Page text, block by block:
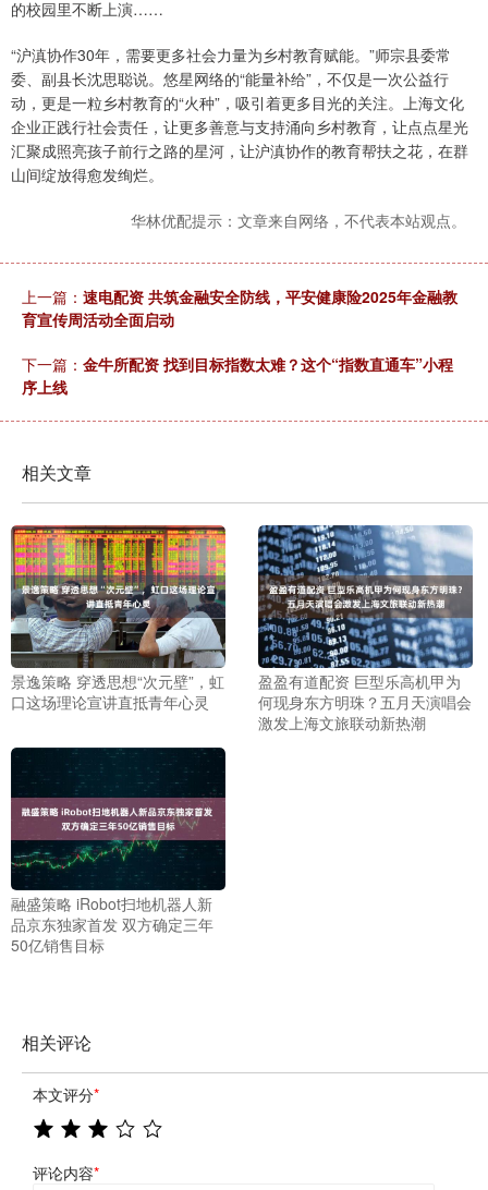
的校园里不断上演……
“沪滇协作30年，需要更多社会力量为乡村教育赋能。”师宗县委常
委、副县长沈思聪说。悠星网络的“能量补给”，不仅是一次公益行
动，更是一粒乡村教育的“火种”，吸引着更多目光的关注。上海文化
企业正践行社会责任，让更多善意与支持涌向乡村教育，让点点星光
汇聚成照亮孩子前行之路的星河，让沪滇协作的教育帮扶之花，在群
山间绽放得愈发绚烂。
华林优配提示：文章来自网络，不代表本站观点。
上一篇： 速电配资 共筑金融安全防线，平安健康险2025年金融教
育宣传周活动全面启动
下一篇： 金牛所配资 找到目标指数太难？这个“指数直通车”小程
序上线
相关文章
景逸策略 穿透思想“次元壁”，虹
口这场理论宣讲直抵青年心灵
盈盈有道配资 巨型乐高机甲为
何现身东方明珠？五月天演唱会
激发上海文旅联动新热潮
融盛策略 iRobot扫地机器人新
品京东独家首发 双方确定三年
50亿销售目标
相关评论
本文评分*
评论内容*